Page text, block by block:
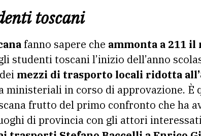
toscani
fanno sapere che ammonta a 211
studenti toscani l’inizio dell’anno
mezzi di trasporto locali ridotta
ministeriali in corso di approvazione. È
frutto del primo confronto che ha
di provincia con gli attori